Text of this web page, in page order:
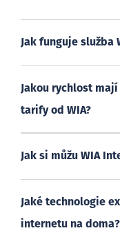
Jak funguje služba
Jakou rychlost
tarify od WIA?
Jak si můžu WIA
Jaké technologie
internetu na doma?